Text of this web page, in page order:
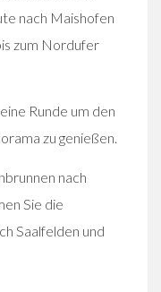
nach Maishofen
zum Nordufer
Runde um den
zu genießen.
nach
Sie die
Saalfelden und